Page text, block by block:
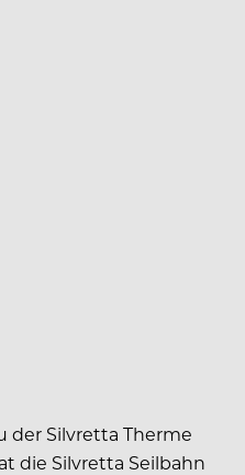
der Silvretta Therme
die Silvretta Seilbahn